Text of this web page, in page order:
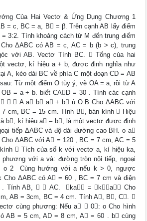
Của Hai Vectơ & Ứng Dụng Chương 1
= c, BC = a, B = β. Trên cạnh AB lấy điểm
= 3:2. Tính khoảng cách từ M đến trung điểm
ΔABC có AB = c, AC = b (b > c), trung
với AB. Vectơ Tính BC.  Tổng của hai
vectơ, kí hiệu a + b, được định nghĩa như
A, kéo dài BC về phía C một đoạn CD = AB
Từ một điểm O tùy ý, vẽ OA = a, rồi từ A
= a + b. biết CAD = 30 . Tính các cạnh
  A a b a + b ù O B Cho ΔABC với
cm, BC = 15 cm. Tính B, bán kính  Hiệu
b, kí hiệu a – b, là một vectơ được định
tiếp ΔABC và độ dài đường cao BH. o a
ΔABC với A = 120 , BC = 7 cm, AC = 5
 Tích của số k với vectơ a, kí hiệu ka,
phương với a và: đường tròn nội tiếp, ngoại
2  Cùng hướng với a nếu k > 0, ngược
Cho ΔABC có A = 60 , BC = 7 cm và diện
Tính AB,   AC.  ka = ka Cho
AB = 3cm, BC = 4 cm. Tính A, B, C. 
cùng phương: Nếu a  0: o Cho hình
AB = 5 cm, AD = 8 cm, A = 60 . b cùng